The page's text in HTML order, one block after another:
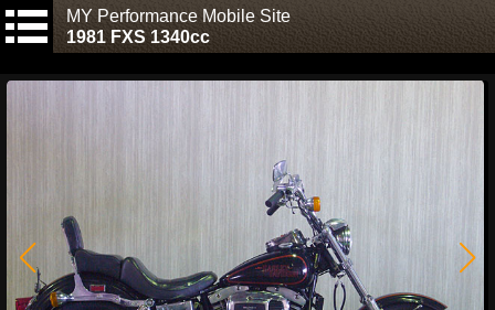
MY Performance Mobile Site
1981 FXS 1340cc